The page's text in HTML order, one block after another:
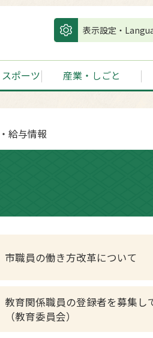
表示設定・
ポーツ 産業・しごと
給与情報
市職員の働き方改革について
教育関係職員の登録者を募集し
（教育委員会）